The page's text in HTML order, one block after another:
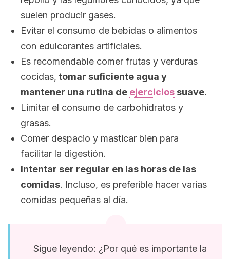
suelen producir gases.
Evitar el consumo de bebidas o alimentos
con edulcorantes artificiales.
Es recomendable comer frutas y verduras
cocidas, tomar suficiente agua y
mantener una rutina de ejercicios suave.
Limitar el consumo de carbohidratos y
grasas.
Comer despacio y masticar bien para
facilitar la digestión.
Intentar ser regular en las horas de las
comidas. Incluso, es preferible hacer varias
comidas pequeñas al día.
Sigue leyendo: ¿Por qué es importante la